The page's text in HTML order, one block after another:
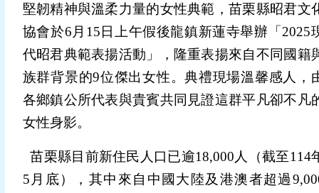
堅韌精神與溫柔力量的女性典範，苗栗縣昭君文
協會於6 月 15日上午假後龍鎮新蓮寺舉辦「2025
代昭君典範表揚活動」，隆重表揚來自不同國籍
族群背景的9位傑出女性。典禮現場溫馨感人，
各鄉鎮公所代表與貴賓共同見證這群平凡卻不凡
女性身影。
苗栗縣目前新住民人口已逾18,000 人（截至114
5 月底），其中來自中國大陸及港澳者超過